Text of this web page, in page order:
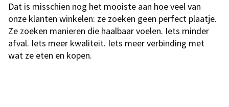
Dat is misschien nog het mooiste aan hoe veel van
onze klanten winkelen: ze zoeken geen perfect plaatje.
Ze zoeken manieren die haalbaar voelen. Iets minder
afval. Iets meer kwaliteit. Iets meer verbinding met
wat ze eten en kopen.